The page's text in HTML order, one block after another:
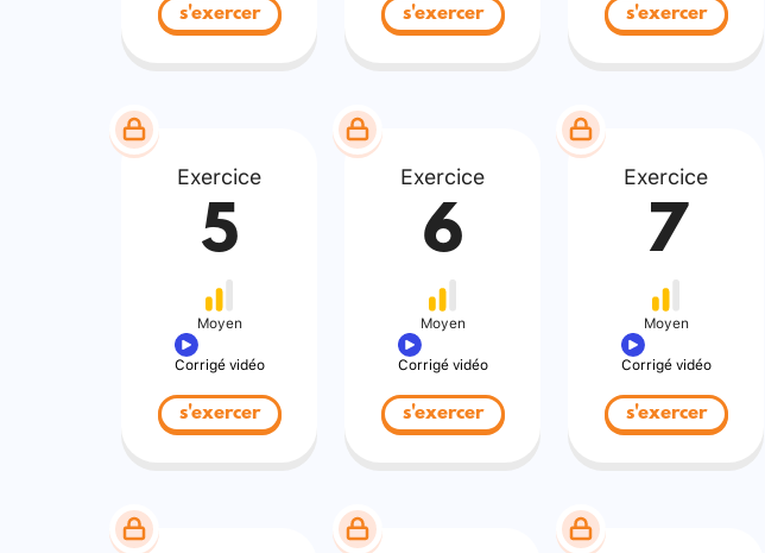
s'exercer s'exercer s'exercer
Exercice
5
Moyen
Corrigé vidéo
s'exercer
Exercice
6
Moyen
Corrigé vidéo
s'exercer
Exercice
7
Moyen
Corrigé vidéo
s'exercer